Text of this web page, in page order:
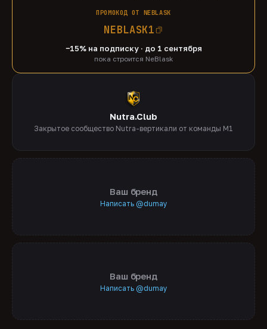
ПРОМОКОД ОТ NEBLASK
NEBLASK1
−15% на подписку · до 1 сентября
пока строится NeBlask
Nutra.Club
Закрытое сообщество Nutra-вертикали от команды M1
Ваш бренд
Написать @dumay
Ваш бренд
Написать @dumay